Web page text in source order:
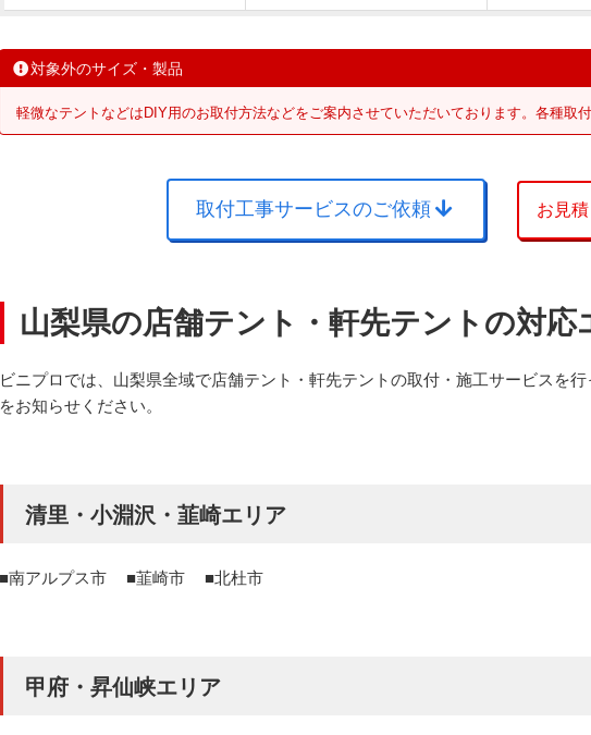
対象外のサイズ・製品
軽微なテントなどはDIY用のお取付方法などをご案内させていただいております。各種取
取付工事サービスのご依頼 お見
山梨県の店舗テント・軒先テントの対応
ビニプロでは、山梨県全域で店舗テント・軒先テントの取付・施工サービスを
をお知らせください。
清里・小淵沢・韮崎エリア
南アルプス市 韮崎市 北杜市
甲府・昇仙峡エリア